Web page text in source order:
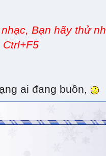
Bạn hãy thử
ai đang buồn,